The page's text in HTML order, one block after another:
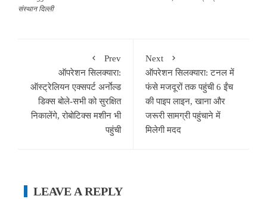
संस्थान दिल्ली
Prev
ऑपरेशन सिलक्यारा:
ऑस्ट्रेलियन एक्सपर्ट अर्नाेल्ड
डिक्स बोले-सभी को सुरक्षित
निकालेंगे, रोबोटिक्स मशीन भी
पहुंची
Next
ऑपरेशन सिलक्यारा: टनल में
फंसे मजदूरों तक पहुंची 6 ईंच
की पाइप लाइन, खाना और
जरूरी सामग्री पहुंचाने में
मिलेगी मदद
LEAVE A REPLY